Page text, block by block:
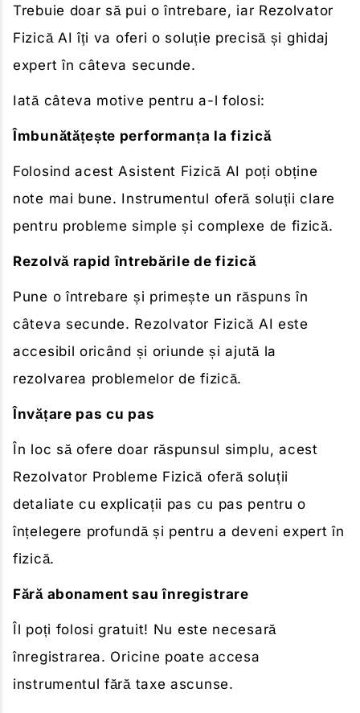
Trebuie doar să pui o întrebare, iar Rezolvator
Fizică AI îți va oferi o soluție precisă și ghidaj
expert în câteva secunde.
Iată câteva motive pentru a-l folosi:
Îmbunătățește performanța la fizică
Folosind acest Asistent Fizică AI poți obține
note mai bune. Instrumentul oferă soluții clare
pentru probleme simple și complexe de fizică.
Rezolvă rapid întrebările de fizică
Pune o întrebare și primește un răspuns în
câteva secunde. Rezolvator Fizică AI este
accesibil oricând și oriunde și ajută la
rezolvarea problemelor de fizică.
Învățare pas cu pas
În loc să ofere doar răspunsul simplu, acest
Rezolvator Probleme Fizică oferă soluții
detaliate cu explicații pas cu pas pentru o
înțelegere profundă și pentru a deveni expert în
fizică.
Fără abonament sau înregistrare
Îl poți folosi gratuit! Nu este necesară
înregistrarea. Oricine poate accesa
instrumentul fără taxe ascunse.